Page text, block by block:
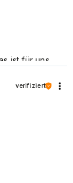
ist für uns
verifiziert